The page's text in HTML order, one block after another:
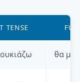
TENSE
θα